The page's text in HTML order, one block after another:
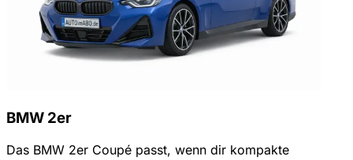
BMW 2er
Das BMW 2er Coupé passt, wenn dir kompakte